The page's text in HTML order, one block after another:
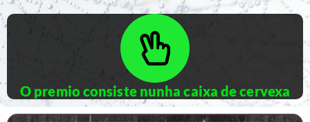
O premio consiste nunha caixa de cervexa